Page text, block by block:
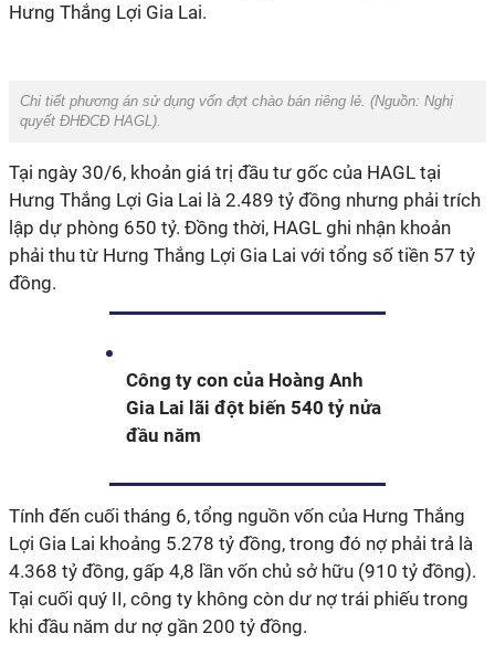
Hưng Thắng Lợi Gia Lai.
Chi tiết phương án sử dụng vốn đợt chào bán riêng lẻ. (Nguồn: Nghị
quyết ĐHĐCĐ HAGL).
Tại ngày 30/6, khoản giá trị đầu tư gốc của HAGL tại
Hưng Thắng Lợi Gia Lai là 2.489 tỷ đồng nhưng phải trích
lập dự phòng 650 tỷ. Đồng thời, HAGL ghi nhận khoản
phải thu từ Hưng Thắng Lợi Gia Lai với tổng số tiền 57 tỷ
đồng.
Công ty con của Hoàng Anh
Gia Lai lãi đột biến 540 tỷ nửa
đầu năm
Tính đến cuối tháng 6, tổng nguồn vốn của Hưng Thắng
Lợi Gia Lai khoảng 5.278 tỷ đồng, trong đó nợ phải trả là
4.368 tỷ đồng, gấp 4,8 lần vốn chủ sở hữu (910 tỷ đồng).
Tại cuối quý II, công ty không còn dư nợ trái phiếu trong
khi đầu năm dư nợ gần 200 tỷ đồng.